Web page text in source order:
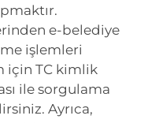
e-belediye
işlemleri
için TC kimlik
ile sorgulama
Ayrıca,